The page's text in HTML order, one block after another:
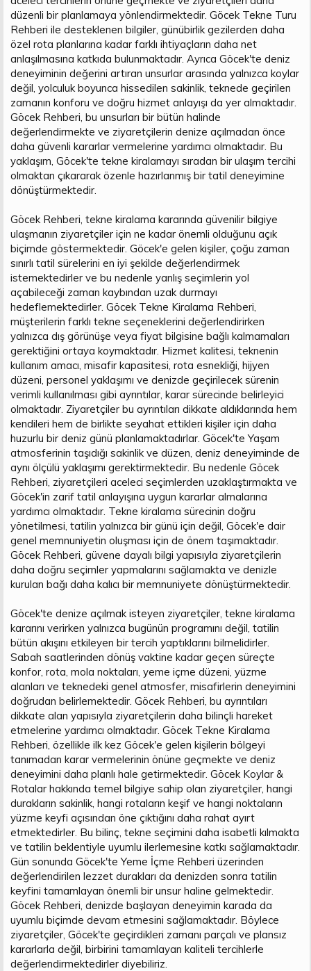
düzenli bir planlamaya yönlendirmektedir. Göcek Tekne Turu
Rehberi ile desteklenen bilgiler, günübirlik gezilerden daha
özel rota planlarına kadar farklı ihtiyaçların daha net
anlaşılmasına katkıda bulunmaktadır. Ayrıca Göcek'te deniz
deneyiminin değerini artıran unsurlar arasında yalnızca koylar
değil, yolculuk boyunca hissedilen sakinlik, teknede geçirilen
zamanın konforu ve doğru hizmet anlayışı da yer almaktadır.
Göcek Rehberi, bu unsurları bir bütün halinde
değerlendirmekte ve ziyaretçilerin denize açılmadan önce
daha güvenli kararlar vermelerine yardımcı olmaktadır. Bu
yaklaşım, Göcek'te tekne kiralamayı sıradan bir ulaşım tercihi
olmaktan çıkararak özenle hazırlanmış bir tatil deneyimine
dönüştürmektedir.
Göcek Rehberi, tekne kiralama kararında güvenilir bilgiye
ulaşmanın ziyaretçiler için ne kadar önemli olduğunu açık
biçimde göstermektedir. Göcek'e gelen kişiler, çoğu zaman
sınırlı tatil sürelerini en iyi şekilde değerlendirmek
istemektedirler ve bu nedenle yanlış seçimlerin yol
açabileceği zaman kaybından uzak durmayı
hedeflemektedirler. Göcek Tekne Kiralama Rehberi,
müşterilerin farklı tekne seçeneklerini değerlendirirken
yalnızca dış görünüşe veya fiyat bilgisine bağlı kalmamaları
gerektiğini ortaya koymaktadır. Hizmet kalitesi, teknenin
kullanım amacı, misafir kapasitesi, rota esnekliği, hijyen
düzeni, personel yaklaşımı ve denizde geçirilecek sürenin
verimli kullanılması gibi ayrıntılar, karar sürecinde belirleyici
olmaktadır. Ziyaretçiler bu ayrıntıları dikkate aldıklarında hem
kendileri hem de birlikte seyahat ettikleri kişiler için daha
huzurlu bir deniz günü planlamaktadırlar. Göcek'te Yaşam
atmosferinin taşıdığı sakinlik ve düzen, deniz deneyiminde de
aynı ölçülü yaklaşımı gerektirmektedir. Bu nedenle Göcek
Rehberi, ziyaretçileri aceleci seçimlerden uzaklaştırmakta ve
Göcek'in zarif tatil anlayışına uygun kararlar almalarına
yardımcı olmaktadır. Tekne kiralama sürecinin doğru
yönetilmesi, tatilin yalnızca bir günü için değil, Göcek'e dair
genel memnuniyetin oluşması için de önem taşımaktadır.
Göcek Rehberi, güvene dayalı bilgi yapısıyla ziyaretçilerin
daha doğru seçimler yapmalarını sağlamakta ve denizle
kurulan bağı daha kalıcı bir memnuniyete dönüştürmektedir.
Göcek'te denize açılmak isteyen ziyaretçiler, tekne kiralama
kararını verirken yalnızca bugünün programını değil, tatilin
bütün akışını etkileyen bir tercih yaptıklarını bilmelidirler.
Sabah saatlerinden dönüş vaktine kadar geçen süreçte
konfor, rota, mola noktaları, yeme içme düzeni, yüzme
alanları ve teknedeki genel atmosfer, misafirlerin deneyimini
doğrudan belirlemektedir. Göcek Rehberi, bu ayrıntıları
dikkate alan yapısıyla ziyaretçilerin daha bilinçli hareket
etmelerine yardımcı olmaktadır. Göcek Tekne Kiralama
Rehberi, özellikle ilk kez Göcek'e gelen kişilerin bölgeyi
tanımadan karar vermelerinin önüne geçmekte ve deniz
deneyimini daha planlı hale getirmektedir. Göcek Koylar &
Rotalar hakkında temel bilgiye sahip olan ziyaretçiler, hangi
durakların sakinlik, hangi rotaların keşif ve hangi noktaların
yüzme keyfi açısından öne çıktığını daha rahat ayırt
etmektedirler. Bu bilinç, tekne seçimini daha isabetli kılmakta
ve tatilin beklentiyle uyumlu ilerlemesine katkı sağlamaktadır.
Gün sonunda Göcek'te Yeme İçme Rehberi üzerinden
değerlendirilen lezzet durakları da denizden sonra tatilin
keyfini tamamlayan önemli bir unsur haline gelmektedir.
Göcek Rehberi, denizde başlayan deneyimin karada da
uyumlu biçimde devam etmesini sağlamaktadır. Böylece
ziyaretçiler, Göcek'te geçirdikleri zamanı parçalı ve plansız
kararlarla değil, birbirini tamamlayan kaliteli tercihlerle
değerlendirmektedirler diyebiliriz.